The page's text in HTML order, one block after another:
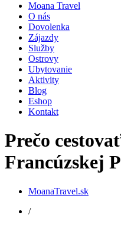
Moana Travel
O nás
Dovolenka
Zájazdy
Služby
Ostrovy
Ubytovanie
Aktivity
Blog
Eshop
Kontakt
Prečo
Francúzskej
MoanaTravel.sk
/